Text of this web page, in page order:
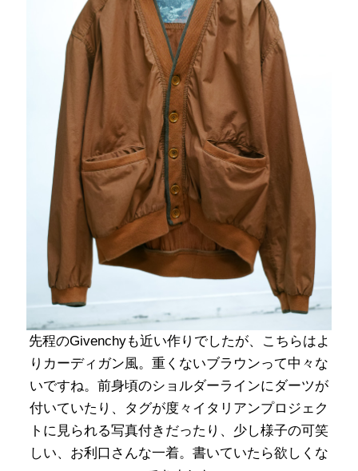
先程のGivenchyも近い作りでしたが、こちらはよ
りカーディガン風。重くないブラウンって中々な
いですね。前身頃のショルダーラインにダーツが
付いていたり、タグが度々イタリアンプロジェク
トに見られる写真付きだったり、少し様子の可笑
しい、お利口さんな一着。書いていたら欲しくな